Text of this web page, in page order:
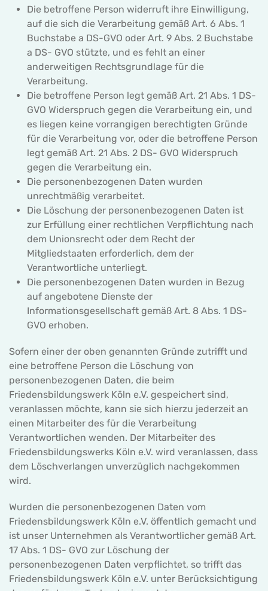
Die betroffene Person widerruft ihre Einwilligung,
auf die sich die Verarbeitung gemäß Art. 6 Abs. 1
Buchstabe a DS-GVO oder Art. 9 Abs. 2 Buchstabe
a DS- GVO stützte, und es fehlt an einer
anderweitigen Rechtsgrundlage für die
Verarbeitung.
Die betroffene Person legt gemäß Art. 21 Abs. 1 DS-
GVO Widerspruch gegen die Verarbeitung ein, und
es liegen keine vorrangigen berechtigten Gründe
für die Verarbeitung vor, oder die betroffene Person
legt gemäß Art. 21 Abs. 2 DS- GVO Widerspruch
gegen die Verarbeitung ein.
Die personenbezogenen Daten wurden
unrechtmäßig verarbeitet.
Die Löschung der personenbezogenen Daten ist
zur Erfüllung einer rechtlichen Verpflichtung nach
dem Unionsrecht oder dem Recht der
Mitgliedstaaten erforderlich, dem der
Verantwortliche unterliegt.
Die personenbezogenen Daten wurden in Bezug
auf angebotene Dienste der
Informationsgesellschaft gemäß Art. 8 Abs. 1 DS-
GVO erhoben.
Sofern einer der oben genannten Gründe zutrifft und
eine betroffene Person die Löschung von
personenbezogenen Daten, die beim
Friedensbildungswerk Köln e.V. gespeichert sind,
veranlassen möchte, kann sie sich hierzu jederzeit an
einen Mitarbeiter des für die Verarbeitung
Verantwortlichen wenden. Der Mitarbeiter des
Friedensbildungswerks Köln e.V. wird veranlassen, dass
dem Löschverlangen unverzüglich nachgekommen
wird.
Wurden die personenbezogenen Daten vom
Friedensbildungswerk Köln e.V. öffentlich gemacht und
ist unser Unternehmen als Verantwortlicher gemäß Art.
17 Abs. 1 DS- GVO zur Löschung der
personenbezogenen Daten verpflichtet, so trifft das
Friedensbildungswerk Köln e.V. unter Berücksichtigung